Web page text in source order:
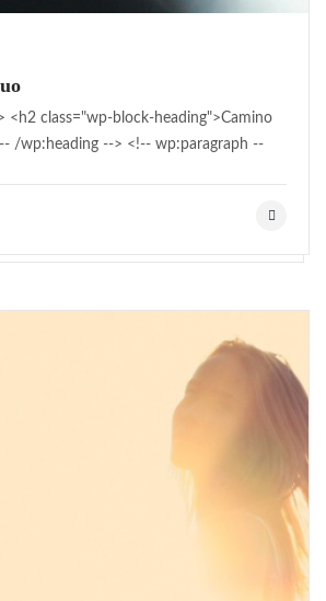
<h2 class="wp-block-heading">Camino
/wp:heading --> <!-- wp:paragraph --